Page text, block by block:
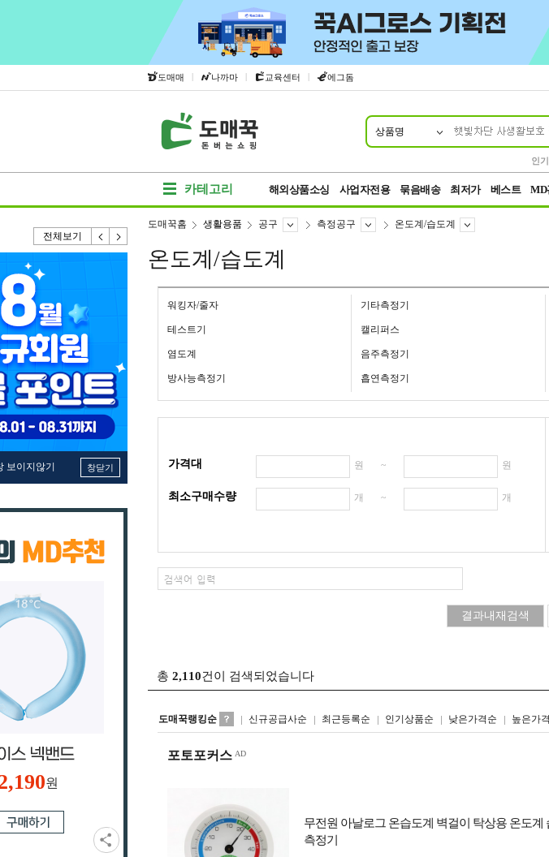
도매매 | 나까마 | 교육센터 | 에그돔
상품명
인
카테고리 해외상품소싱 사업자전용 묶음배송 최저가 베스트 MD
전체보기
보이지않기 창닫기
원
도매꾹홈 생활용품 공구 측정공구 온도계/습도계
온도계/습도계
워킹자/줄자 기타측정기
테스트기 캘리퍼스
염도계 음주측정기
방사능측정기 흡연측정기
가격대 원 ~ 원
최소구매수량 개 ~ 개
총 2,110건이 검색되었습니다
도매꾹랭킹순 신규공급사순 최근등록순 인기상품순 낮은가격순 높은가
리스트형갤러리형
포토포커스
무전원 아날로그 온습도계 벽걸이 탁상용 온도계
측정기